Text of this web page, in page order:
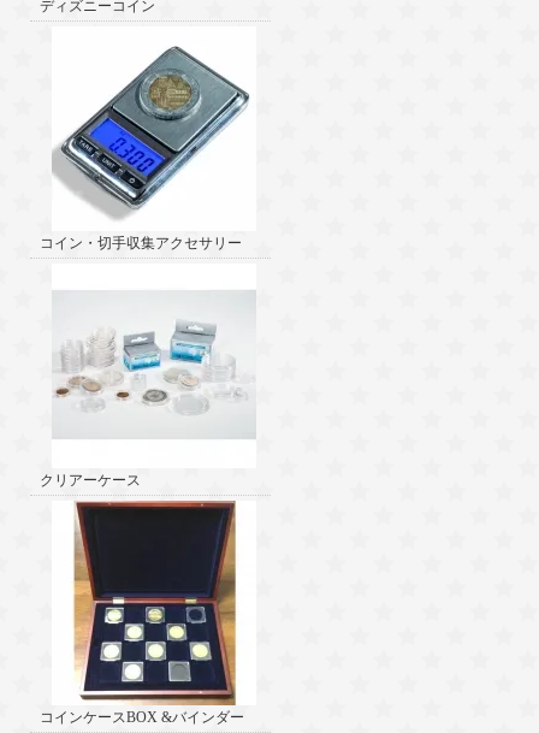
ディズニーコイン
コイン・切手収集アクセサリー
クリアーケース
コインケースBOX &バインダー